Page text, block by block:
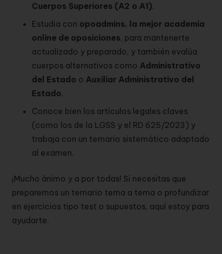
Cuerpos Superiores (A2 o A1).
Estudia con opoadmins, la mejor academia
online de oposiciones, para mantenerte
actualizado y preparado, y también evalúa
cuerpos alternativos como Administrativo
del Estado o Auxiliar Administrativo del
Estado.
Conoce bien los artículos legales claves
(como los de la LGSS y el RD 625/2023) y
trabaja con un temario sistemático adaptado
al examen.
¡Mucho ánimo y a por todas! Si necesitas que
preparemos un temario tema a tema o profundizar
en ejercicios tipo test o supuestos, aquí estoy para
ayudarte.